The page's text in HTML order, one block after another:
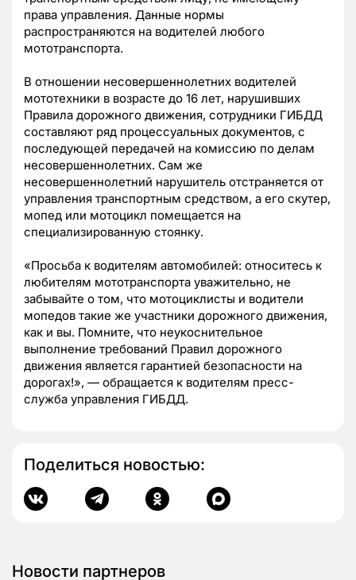
права управления. Данные нормы
распространяются на водителей любого
мототранспорта.
В отношении несовершеннолетних водителей
мототехники в возрасте до 16 лет, нарушивших
Правила дорожного движения, сотрудники ГИБДД
составляют ряд процессуальных документов, с
последующей передачей на комиссию по делам
несовершеннолетних. Сам же
несовершеннолетний нарушитель отстраняется от
управления транспортным средством, а его скутер,
мопед или мотоцикл помещается на
специализированную стоянку.
«Просьба к водителям автомобилей: относитесь к
любителям мототранспорта уважительно, не
забывайте о том, что мотоциклисты и водители
мопедов такие же участники дорожного движения,
как и вы. Помните, что неукоснительное
выполнение требований Правил дорожного
движения является гарантией безопасности на
дорогах!», — обращается к водителям пресс-
служба управления ГИБДД.
Поделиться новостью:
Новости партнеров